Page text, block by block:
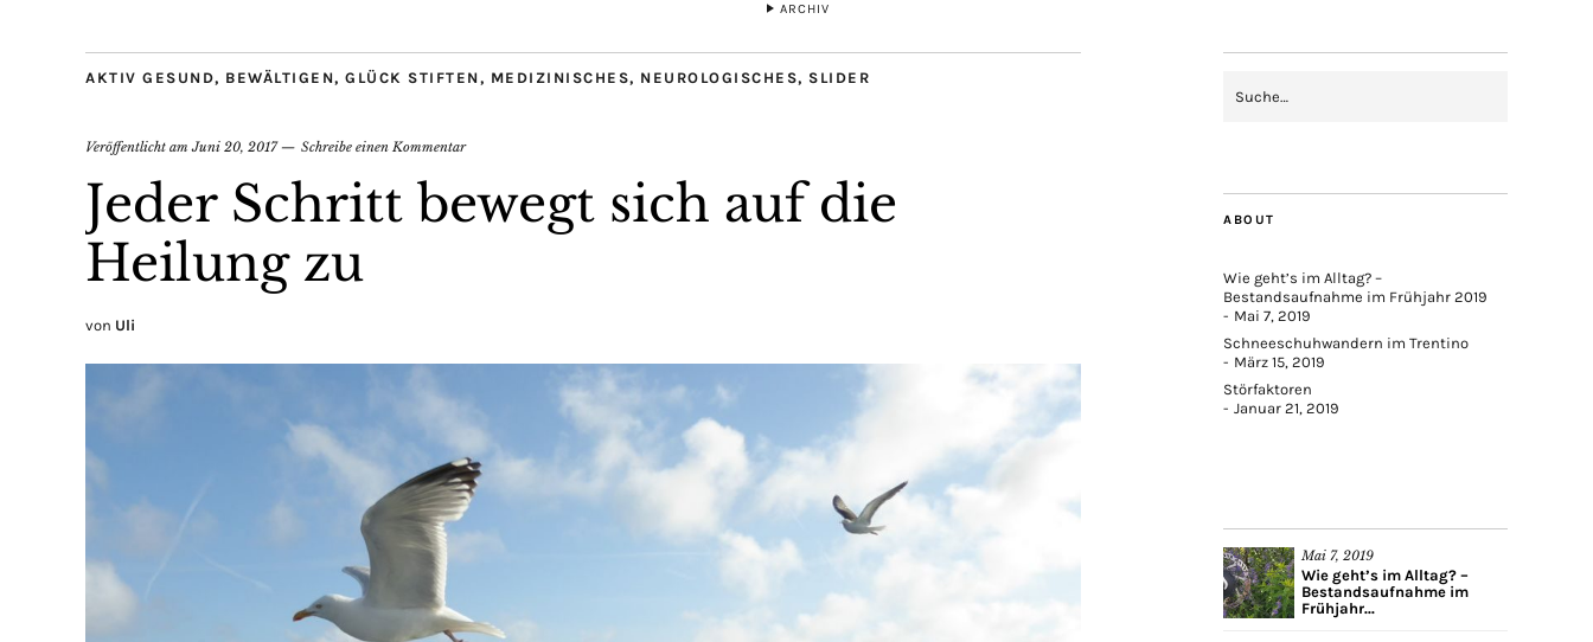
ARCHIV
AKTIV GESUND, BEWÄLTIGEN, GLÜCK STIFTEN, MEDIZINISCHES, NEUROLOGISCHES, SLIDER
Veröffentlicht amJuni 20, 2017 Schreibe einen Kommentar
Jeder Schritt bewegt sich auf die
Heilung zu
von Uli
ABOUT
Wie geht’s im Alltag? –
Bestandsaufnahme im Frühjahr 2019
Mai 7, 2019
Schneeschuhwandern im Trentino
März 15, 2019
Störfaktoren
Januar 21, 2019
Mai 7, 2019
Wie geht’s im Alltag? –
Bestandsaufnahme im
Frühjahr...